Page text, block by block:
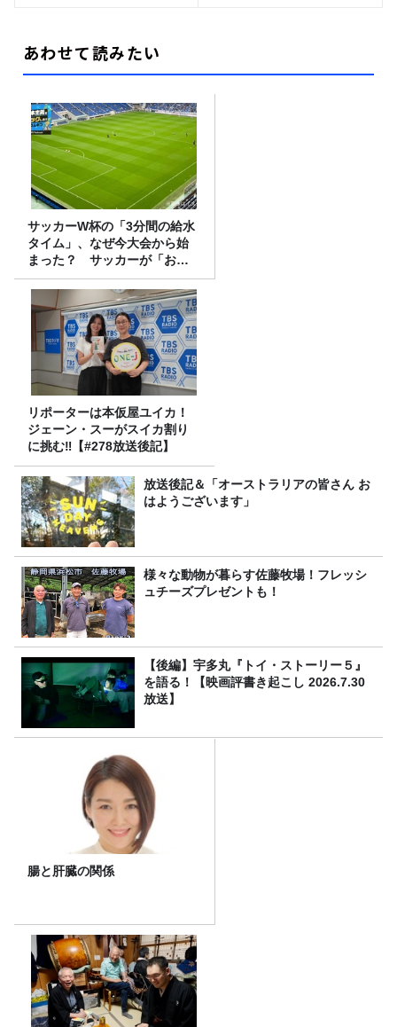
あわせて読みたい
サッカーW杯の「3分間の給水
タイム」、なぜ今大会から始
まった？ サッカーが「お
金」に変わる仕組み
リポーターは本仮屋ユイカ！
ジェーン・スーがスイカ割り
に挑む‼【#278放送後記】
放送後記＆「オーストラリアの皆さん お
はようございます」
様々な動物が暮らす佐藤牧場！フレッシ
ュチーズプレゼントも！
【後編】宇多丸『トイ・ストーリー５』
を語る！【映画評書き起こし 2026.7.30
放送】
腸と肝臓の関係